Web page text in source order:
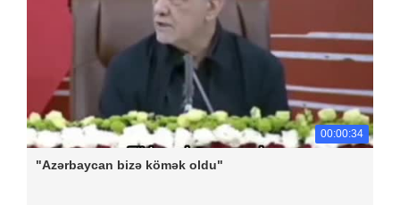
00:00:34
"Azərbaycan bizə kömək oldu"